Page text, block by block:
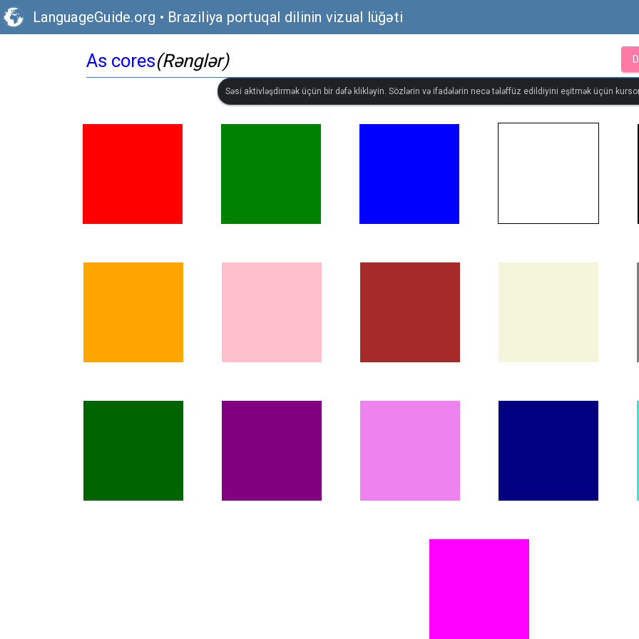
LanguageGuide.org • Braziliya portuqal dilinin vizual lüğəti
As cores(Rənglər)
Səsi aktivləşdirmək üçün bir dəfə klikləyin. Sözlərin və ifadələrin necə tələffüz edildiyini eşitmək üçün